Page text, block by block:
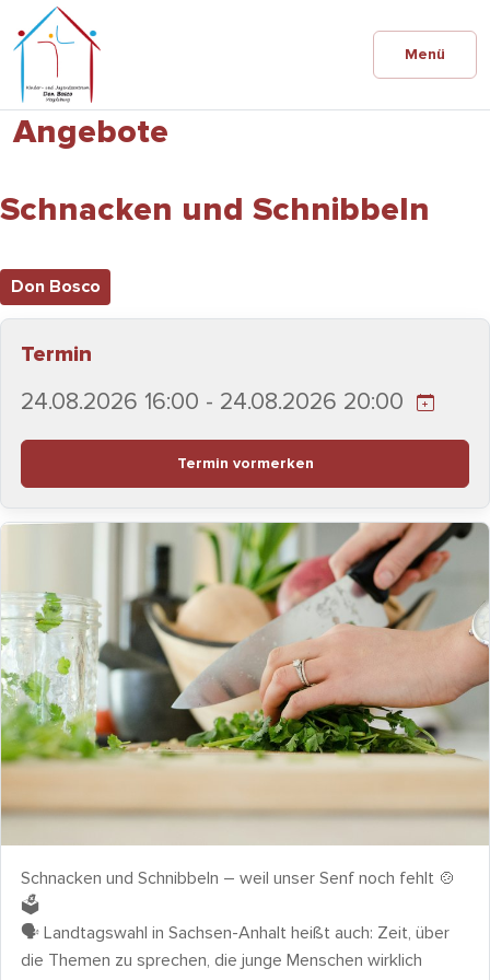
Menü
Angebote
Schnacken und Schnibbeln
Don Bosco
Termin
24.08.2026 16:00 - 24.08.2026 20:00
Termin vormerken
Schnacken und Schnibbeln – weil unser Senf noch fehlt 🍲
🗳️
🗣️ Landtagswahl in Sachsen-Anhalt heißt auch: Zeit, über
die Themen zu sprechen, die junge Menschen wirklich